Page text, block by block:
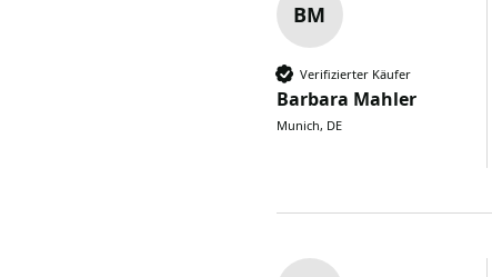
BM
Verifizierter Käufer
Barbara Mahler
Munich, DE